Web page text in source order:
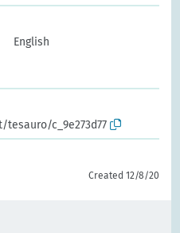
English
c_9e273d77
Created 12/8/20